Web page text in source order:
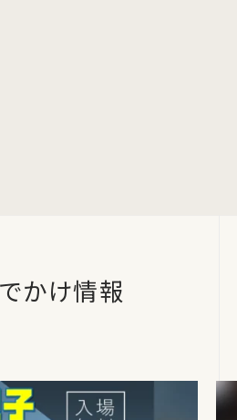
かけ情報